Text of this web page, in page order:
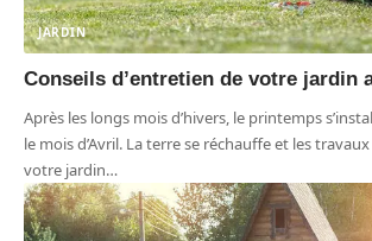
JARDIN
Conseils d’entretien de votre jardin
Après les longs mois d’hivers, le printemps
le mois d’Avril. La terre se réchauffe et les
votre jardin…